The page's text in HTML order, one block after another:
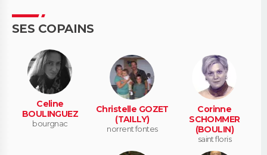
SES COPAINS
Celine
BOULINGUEZ
bourgnac
Christelle GOZET
(TAILLY)
norrent fontes
Corinne
SCHOMMER
(BOULIN)
saint floris